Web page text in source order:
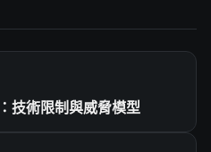
技術限制與威脅模型